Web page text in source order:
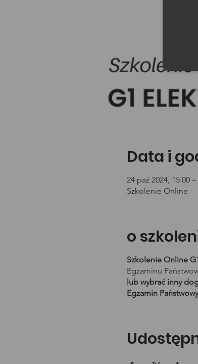
Data i
24 paź 2024, 15:00 –
Szkolenie Online
o
Szkolenie Online
Egzaminu
lub wybrać inny
Egzamin